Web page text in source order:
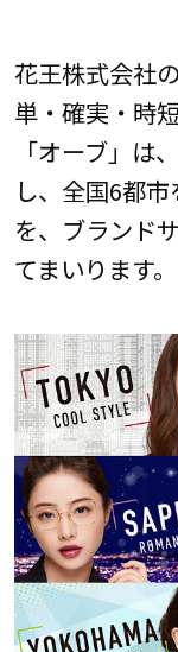
花王株式会社
単・確実・時
「オーブ」は
し、全国6都
を、ブランド
てまいります。